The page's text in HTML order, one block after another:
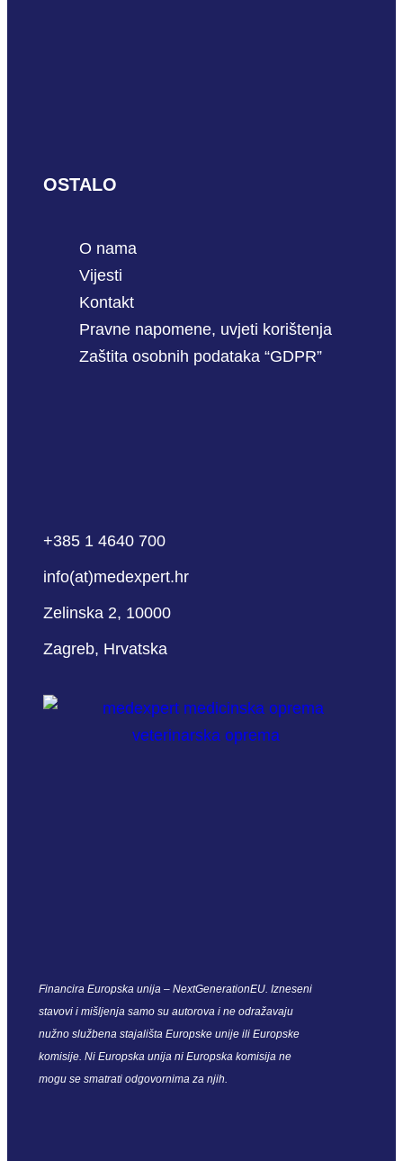
OSTALO
O nama
Vijesti
Kontakt
Pravne napomene, uvjeti korištenja
Zaštita osobnih podataka “GDPR”
+385 1 4640 700
info(at)medexpert.hr
Zelinska 2, 10000
Zagreb, Hrvatska
Financira Europska unija – NextGenerationEU. Izneseni
stavovi i mišljenja samo su autorova i ne odražavaju
nužno službena stajališta Europske unije ili Europske
komisije. Ni Europska unija ni Europska komisija ne
mogu se smatrati odgovornima za njih.